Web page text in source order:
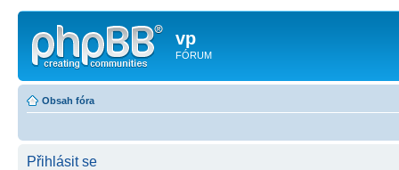
vp
FÓRUM
Obsah fóra
Přihlásit se